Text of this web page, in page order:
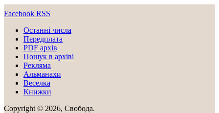
Facebook RSS
Останні числа
Передплата
PDF aрхів
Пошук в архіві
Рекляма
Альманахи
Веселка
Книжки
Copyright © 2026, Свобода.